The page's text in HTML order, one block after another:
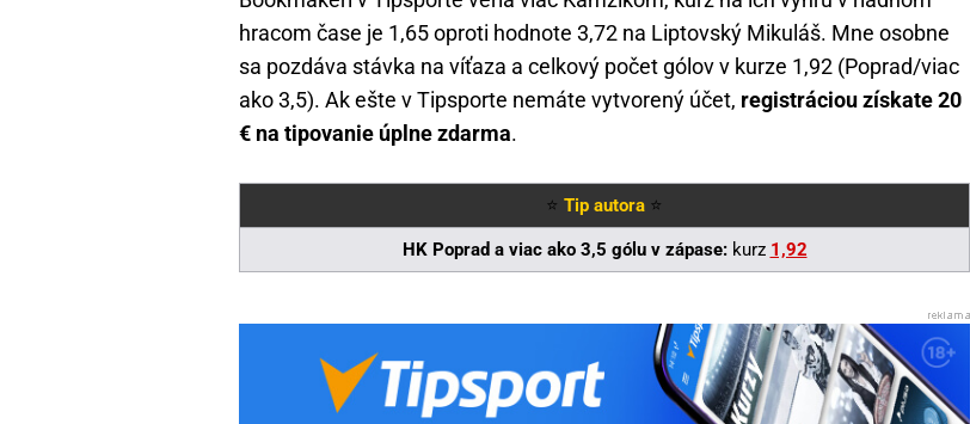
hracom čase je 1,65 oproti hodnote 3,72 na Liptovský Mikuláš. Mne osobne
sa pozdáva stávka na víťaza a celkový počet gólov v kurze 1,92 (Poprad/viac
ako 3,5). Ak ešte v Tipsporte nemáte vytvorený účet, registráciou získate 20
€ na tipovanie úplne zdarma.
⭐ Tip autora ⭐
HK Poprad a viac ako 3,5 gólu v zápase: kurz 1,92